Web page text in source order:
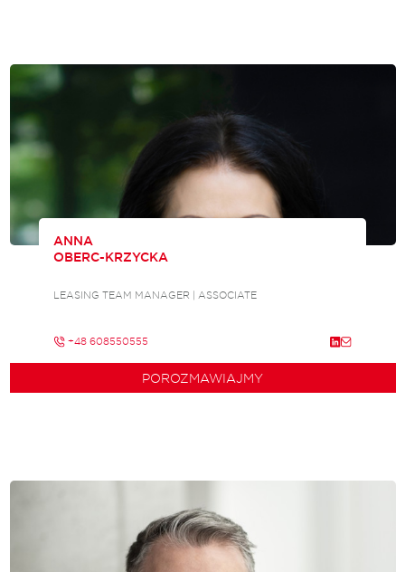
ANNA
OBERC-KRZYCKA
LEASING TEAM MANAGER | ASSOCIATE
+48 608550555
POROZMAWIAJMY